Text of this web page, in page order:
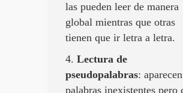
las pueden leer de manera
global mientras que otras
tienen que ir letra a letra.
4. Lectura de
pseudopalabras: aparecen
palabras inexistentes pero